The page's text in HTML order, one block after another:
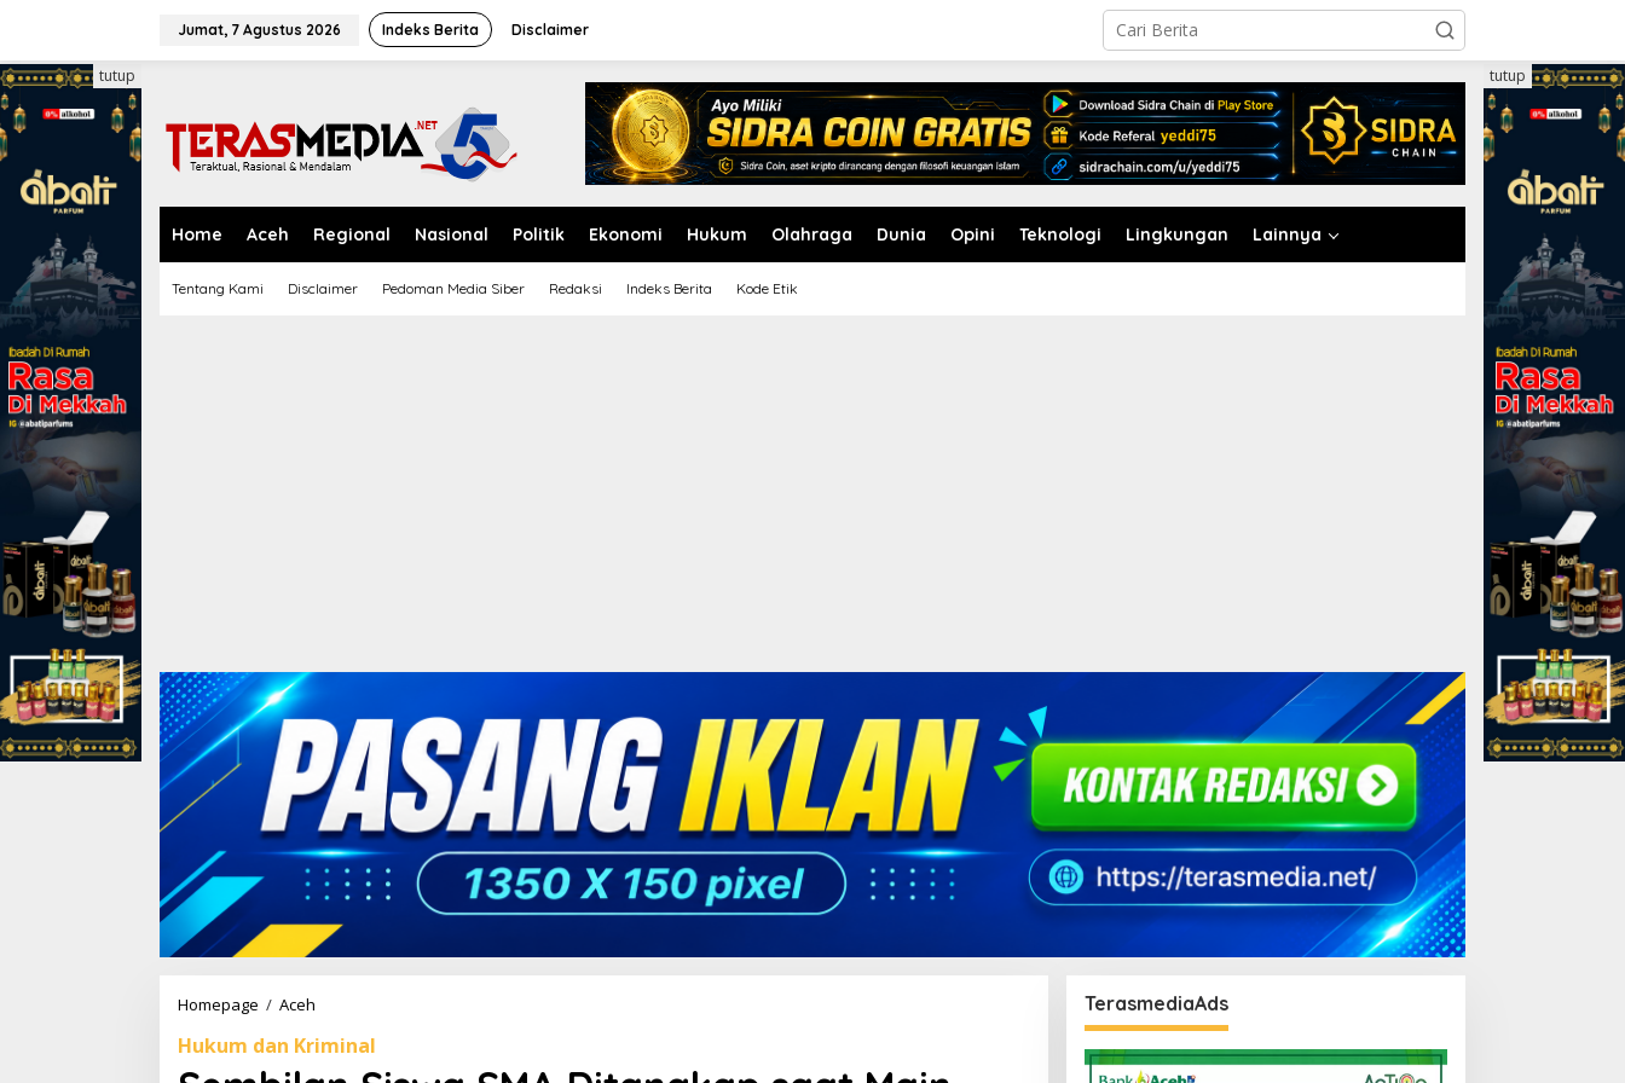
a
t
i
k
e
Jumat, 7 Agustus 2026 Indeks Berita Disclaimer
Home Aceh Regional Nasional Politik Ekonomi Hukum Olahraga Dunia Opini Teknologi Lingkungan Lainnya
Tentang Kami Disclaimer Pedoman Media Siber Redaksi Indeks Berita Kode Etik
tutup tutup
Homepage / Aceh
m
Hukum dan Kriminal
TerasmediaAds